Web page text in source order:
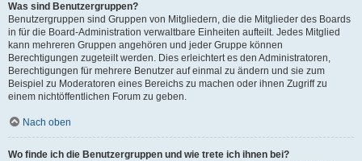
Was sind Benutzergruppen?
Benutzergruppen sind Gruppen von Mitgliedern, die die Mitglieder des Boards
in für die Board-Administration verwaltbare Einheiten aufteilt. Jedes Mitglied
kann mehreren Gruppen angehören und jeder Gruppe können
Berechtigungen zugeteilt werden. Dies erleichtert es den Administratoren,
Berechtigungen für mehrere Benutzer auf einmal zu ändern und sie zum
Beispiel zu Moderatoren eines Bereichs zu machen oder ihnen Zugriff zu
einem nichtöffentlichen Forum zu geben.
Nach oben
Wo finde ich die Benutzergruppen und wie trete ich ihnen bei?